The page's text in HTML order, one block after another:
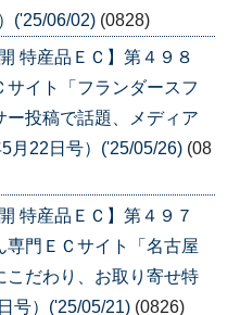
('25/06/02) (0828)
特産品ＥＣ】第４９８
イト「フランダースフ
投稿で話題、メディア
月22日号）('25/05/26) (08
特産品ＥＣ】第４９７
門ＥＣサイト「名古屋
だわり、お取り寄せ特
号）('25/05/21) (0826)